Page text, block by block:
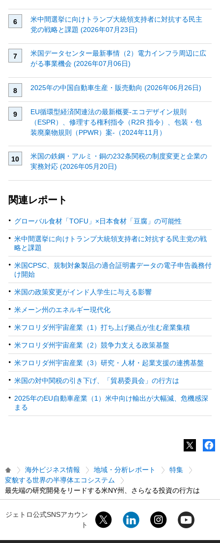
米中間選挙に向けトランプ大統領支持者に対抗する民主
党の戦略と課題 (2026年07月23日)
米国データセンター最新事情（2）電力インフラ周辺に広
がる事業機会 (2026年07月06日)
2025年の中国自動車生産・販売動向 (2026年06月26日)
EU循環型経済関連法の最新概要‐エコデザイン規則
（ESPR）、修理する権利指令（R2R 指令）、包装・包
装廃棄物規則（PPWR）案‐（2024年11月）
米国の鉄鋼・アルミ・銅の232条関税の制度変更と企業の
実務対応 (2026年05月20日)
関連レポート
グローバル食材「TOFU」×日本食材「豆腐」の可能性
米中間選挙に向けトランプ大統領支持者に対抗する民主党の戦
略と課題
米国CPSC、規制対象製品の適合証明書データの電子申告義務付
け開始
米国の政策変更がインド人学生に与える影響
米メーン州のエネルギー現代化
米フロリダ州宇宙産業（1）打ち上げ拠点が生む産業集積
米フロリダ州宇宙産業（2）競争力支える政策基盤
米フロリダ州宇宙産業（3）研究・人材・起業支援の連携基盤
米国の対中関税の引き下げ、「貿易委員会」の行方は
2025年のEU自動車産業（1）米中向け輸出が大幅減、危機感深
まる
海外ビジネス情報 地域・分析レポート
特集
変貌する世界の半導体エコシステム
最先端の研究開発をリードする米NY州、さらなる投資の行方は
ジェトロ公式SNSアカウン
ト